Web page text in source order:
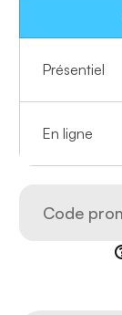
Présentiel
En ligne